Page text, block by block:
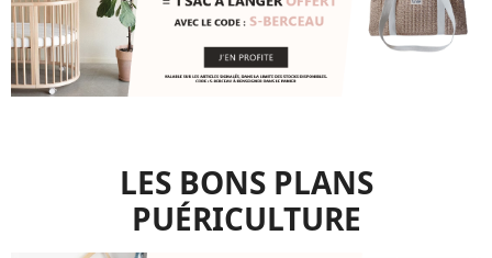
LES BONS PLANS
PUÉRICULTURE